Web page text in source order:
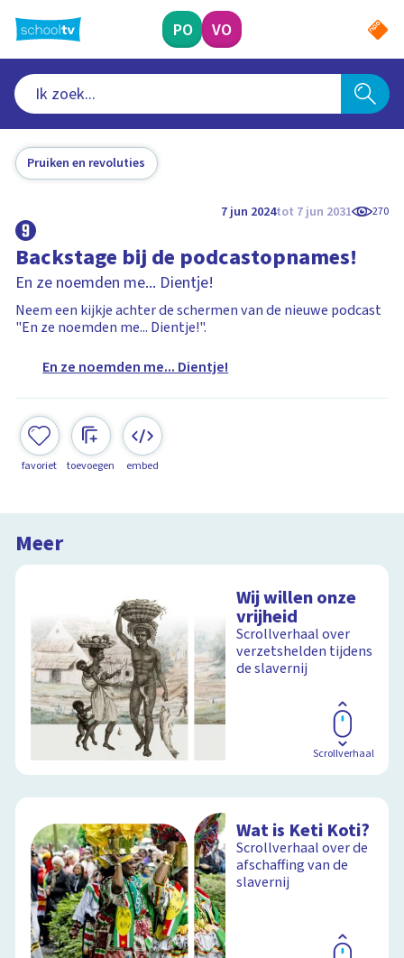
naar
hoofdinhoud
PO VO
Pruiken en revoluties
7 jun 2024tot 7 jun 2031 270
Backstage bij de podcastopnames!
En ze noemden me... Dientje!
Neem een kijkje achter de schermen van de nieuwe podcast
"En ze noemden me... Dientje!".
En ze noemden me... Dientje!
favoriet toevoegen embed
Meer
Wij willen onze
vrijheid
Scrollverhaal over
verzetshelden tijdens
de slavernij
Scrollverhaal
Wat is Keti Koti?
Scrollverhaal over de
afschaffing van de
slavernij